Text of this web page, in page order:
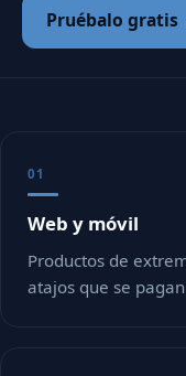
Pruébalo gratis
01
Web y móvil
Productos de
atajos que se